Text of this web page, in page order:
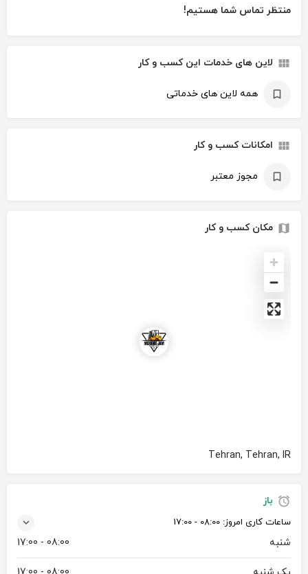
منتظر تماس شما هستیم!
لاین های خدمات این کسب و کار
همه لاین های خدماتی
امکانات کسب و کار
مجوز معتبر
مکان کسب و کار
Tehran, Tehran, IR
باز
ساعات کاری امروز: 08:00 - 17:00
شنبه 08:00 - 17:00